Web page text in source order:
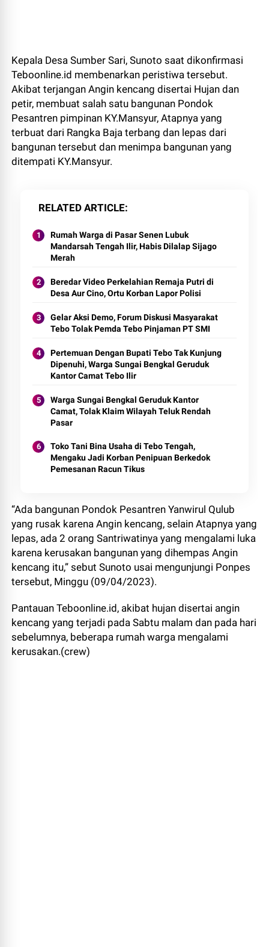
Kepala Desa Sumber Sari, Sunoto saat dikonfirmasi
Teboonline.id membenarkan peristiwa tersebut.
Akibat terjangan Angin kencang disertai Hujan dan
petir, membuat salah satu bangunan Pondok
Pesantren pimpinan KY.Mansyur, Atapnya yang
terbuat dari Rangka Baja terbang dan lepas dari
bangunan tersebut dan menimpa bangunan yang
ditempati KY.Mansyur.
RELATED ARTICLE
Rumah Warga di Pasar Senen Lubuk
Mandarsah Tengah Ilir, Habis Dilalap Sijago
Merah
Beredar Video Perkelahian Remaja Putri di
Desa Aur Cino, Ortu Korban Lapor Polisi
Gelar Aksi Demo, Forum Diskusi Masyarakat
Tebo Tolak Pemda Tebo Pinjaman PT SMI
Pertemuan Dengan Bupati Tebo Tak Kunjung
Dipenuhi, Warga Sungai Bengkal Geruduk
Kantor Camat Tebo Ilir
Warga Sungai Bengkal Geruduk Kantor
Camat, Tolak Klaim Wilayah Teluk Rendah
Pasar
Toko Tani Bina Usaha di Tebo Tengah,
Mengaku Jadi Korban Penipuan Berkedok
Pemesanan Racun Tikus
“Ada bangunan Pondok Pesantren Yanwirul Qulub
yang rusak karena Angin kencang, selain Atapnya yang
lepas, ada 2 orang Santriwatinya yang mengalami luka
karena kerusakan bangunan yang dihempas Angin
kencang itu,” sebut Sunoto usai mengunjungi Ponpes
tersebut, Minggu (09/04/2023).
Pantauan Teboonline.id, akibat hujan disertai angin
kencang yang terjadi pada Sabtu malam dan pada hari
sebelumnya, beberapa rumah warga mengalami
kerusakan.(crew)